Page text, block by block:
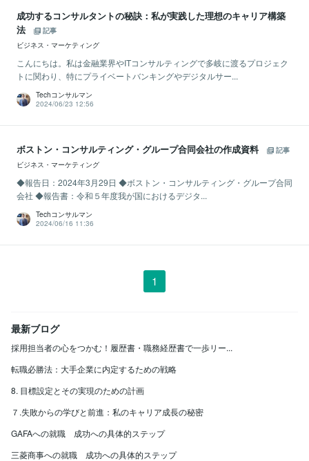
成功するコンサルタントの秘訣：私が実践した理想のキャリア構築
法
記事
ビジネス・マーケティング
こんにちは。私は金融業界やITコンサルティングで多岐に渡るプロジェク
トに関わり、特にプライベートバンキングやデジタルサー...
Techコンサルマン
2024/06/23 12:56
ボストン・コンサルティング・グループ合同会社の作成資料
記事
ビジネス・マーケティング
◆報告日：2024年3月29日 ◆ボストン・コンサルティング・グループ合同
会社 ◆報告書：令和５年度我が国におけるデジタ...
Techコンサルマン
2024/06/16 11:36
1
最新ブログ
採用担当者の心をつかむ！履歴書・職務経歴書で一歩リー...
転職必勝法：大手企業に内定するための戦略
8. 目標設定とその実現のための計画
７.失敗からの学びと前進：私のキャリア成長の秘密
GAFAへの就職 成功への具体的ステップ
三菱商事への就職 成功への具体的ステップ